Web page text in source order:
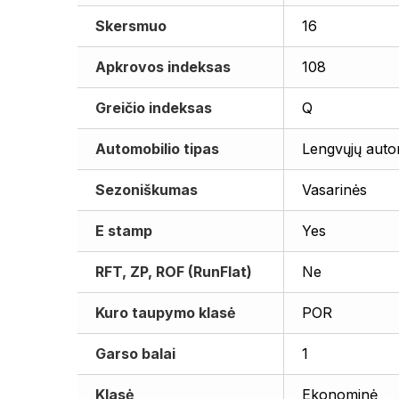
Skersmuo 16
Apkrovos indeksas 108
Greičio indeksas Q
Automobilio tipas Lengvųjų
Sezoniškumas Vasarinės
E stamp Yes
RFT, ZP, ROF (RunFlat) Ne
Kuro taupymo klasė POR
Garso balai 1
Klasė Ekonominė